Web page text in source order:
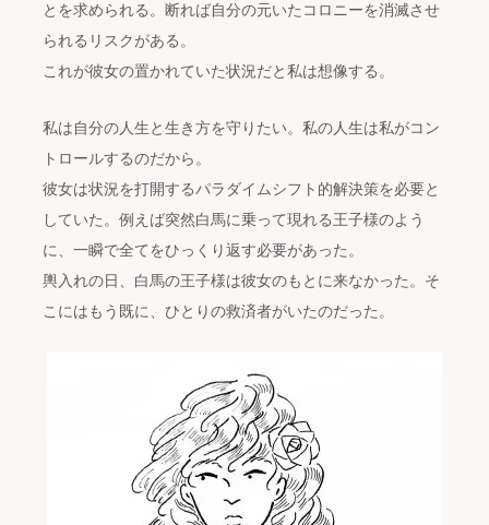
とを求められる。断れば自分の元いたコロニーを消滅させ
られるリスクがある。
これが彼女の置かれていた状況だと私は想像する。
私は自分の人生と生き方を守りたい。私の人生は私がコン
トロールするのだから。
彼女は状況を打開するパラダイムシフト的解決策を必要と
していた。例えば突然白馬に乗って現れる王子様のよう
に、一瞬で全てをひっくり返す必要があった。
輿入れの日、白馬の王子様は彼女のもとに来なかった。そ
こにはもう既に、ひとりの救済者がいたのだった。